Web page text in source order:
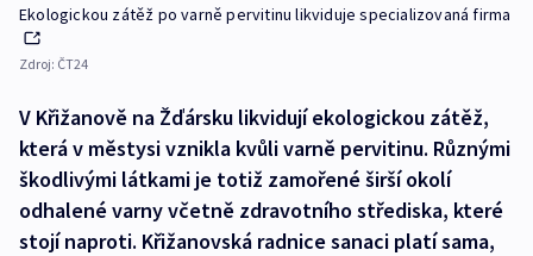
Ekologickou zátěž po varně pervitinu likviduje specializovaná firma
Zdroj: ČT24
V Křižanově na Žďársku likvidují ekologickou zátěž,
která v městysi vznikla kvůli varně pervitinu. Různými
škodlivými látkami je totiž zamořené širší okolí
odhalené varny včetně zdravotního střediska, které
stojí naproti. Křižanovská radnice sanaci platí sama,